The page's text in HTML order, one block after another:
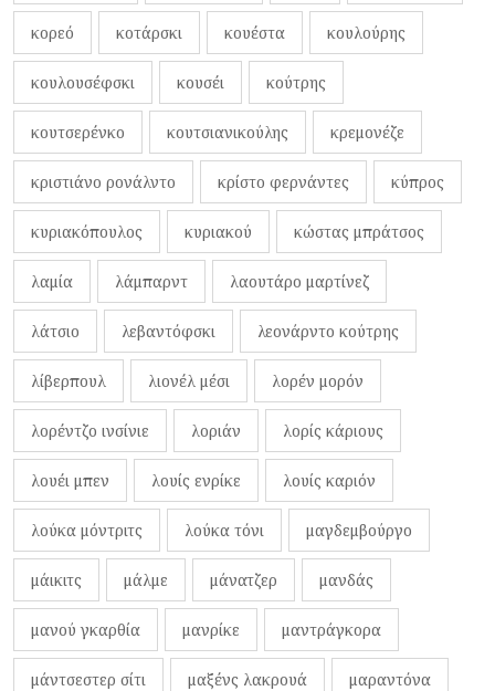
κορεό κοτάρσκι κουέστα κουλούρης
κουλουσέφσκι κουσέι κούτρης
κουτσερένκο κουτσιανικούλης κρεμονέζε
κριστιάνο ρονάλντο κρίστο φερνάντες κύπρος
κυριακόπουλος κυριακού κώστας μπράτσος
λαμία λάμπαρντ λαουτάρο μαρτίνεζ
λάτσιο λεβαντόφσκι λεονάρντο κούτρης
λίβερπουλ λιονέλ μέσι λορέν μορόν
λορέντζο ινσίνιε λοριάν λορίς κάριους
λουέι μπεν λουίς ενρίκε λουίς καριόν
λούκα μόντριτς λούκα τόνι μαγδεμβούργο
μάικιτς μάλμε μάνατζερ μανδάς
μανού γκαρθία μανρίκε μαντράγκορα
μάντσεστερ σίτι μαξένς λακρουά μαραντόνα